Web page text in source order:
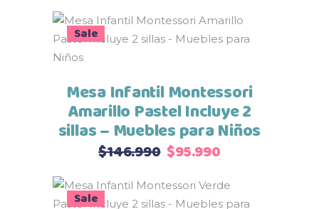
original
era:
actual
es:
SaleSeleccionar opciones
Mesa Infantil Montessori
Amarillo Pastel Incluye 2
sillas – Muebles para Niños
$146.990 El
original
$95.990El
actual
SaleSeleccionar opciones